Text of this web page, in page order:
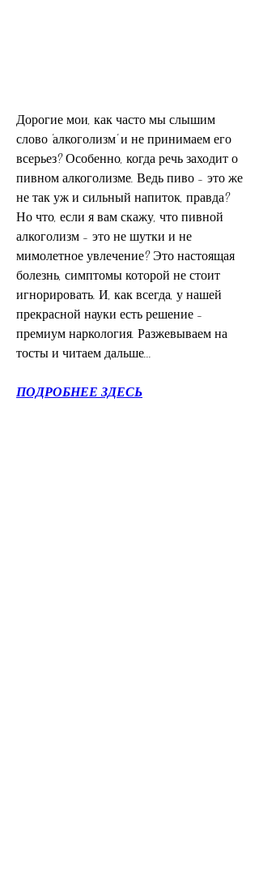
Дорогие мои, как часто мы слышим
слово 'алкоголизм' и не принимаем его
всерьез? Особенно, когда речь заходит о
пивном алкоголизме. Ведь пиво - это же
не так уж и сильный напиток, правда?
Но что, если я вам скажу, что пивной
алкоголизм - это не шутки и не
мимолетное увлечение? Это настоящая
болезнь, симптомы которой не стоит
игнорировать. И, как всегда, у нашей
прекрасной науки есть решение -
премиум наркология. Разжевываем на
тосты и читаем дальше...
ПОДРОБНЕЕ ЗДЕСЬ